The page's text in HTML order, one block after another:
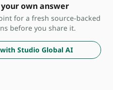
own answer
for a fresh source-backed
before you share it.
Studio Global AI